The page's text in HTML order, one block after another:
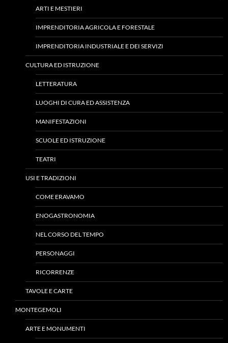
ARTI E MESTIERI
IMPRENDITORIA AGRICOLA E FORESTALE
IMPRENDITORIA INDUSTRIALE E DEI SERVIZI
CULTURA ED ISTRUZIONE
LETTERATURA
LUOGHI DI CURA ED ASSISTENZA
MANIFESTAZIONI
SCUOLE ED ISTRUZIONE
TEATRI
USI E TRADIZIONI
COME ERAVAMO
ENOGASTRONOMIA
NEL CORSO DEL TEMPO
PERSONAGGI
RICORRENZE
TAVOLE E CARTE
MONTEGEMOLI
ARTE E MONUMENTI